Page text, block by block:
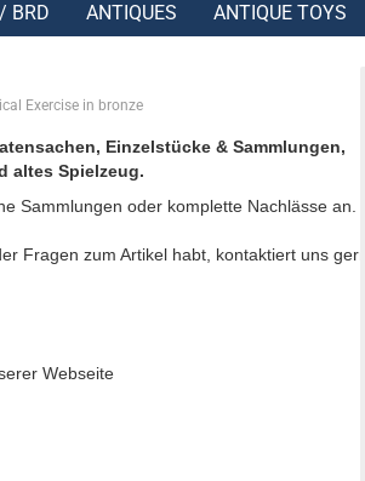
BRD ANTIQUES ANTIQUE TOYS
Exercise in bronze
Einzelstücke & Sammlungen,
altes Spielzeug.
Sammlungen oder komplette Nachlässe an.
Fragen zum Artikel habt, kontaktiert uns gern:
Webseite